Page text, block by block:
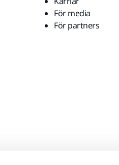
För media
För partners